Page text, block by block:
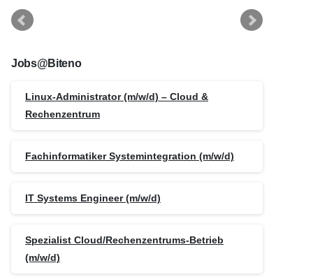
Jobs@Biteno
Linux-Administrator (m/w/d) – Cloud &
Rechenzentrum
Fachinformatiker Systemintegration (m/w/d)
IT Systems Engineer (m/w/d)
Spezialist Cloud/Rechenzentrums-Betrieb
(m/w/d)